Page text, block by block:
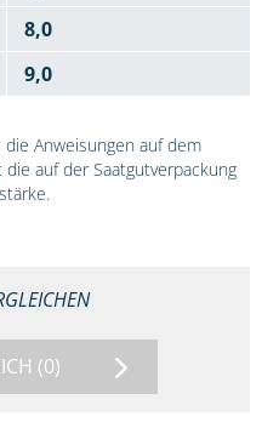
8,0
9,0
Anweisungen auf dem
auf der Saatgutverpackung
(0)